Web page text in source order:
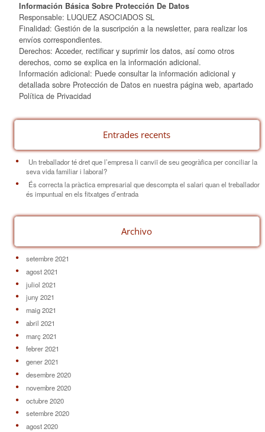
Información Básica Sobre Protección De Datos
Responsable: LUQUEZ ASOCIADOS SL
Finalidad: Gestión de la suscripción a la newsletter, para realizar los
envíos correspondientes.
Derechos: Acceder, rectificar y suprimir los datos, así como otros
derechos, como se explica en la información adicional.
Información adicional: Puede consultar la información adicional y
detallada sobre Protección de Datos en nuestra página web, apartado
Política de Privacidad
Entrades recents
Un treballador té dret que l’empresa li canviï de seu geogràfica per conciliar la
seva vida familiar i laboral?
És correcta la pràctica empresarial que descompta el salari quan el treballador
és impuntual en els fitxatges d’entrada
Archivo
setembre 2021
agost 2021
juliol 2021
juny 2021
maig 2021
abril 2021
març 2021
febrer 2021
gener 2021
desembre 2020
novembre 2020
octubre 2020
setembre 2020
agost 2020